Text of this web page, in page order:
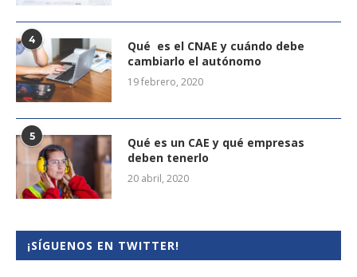
4
Qué es el CNAE y cuándo debe
cambiarlo el autónomo
19 febrero, 2020
5
Qué es un CAE y qué empresas
deben tenerlo
20 abril, 2020
¡SÍGUENOS EN TWITTER!